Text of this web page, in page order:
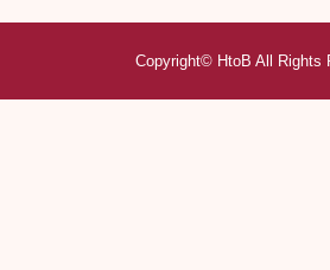
Copyright© HtoB All Rights